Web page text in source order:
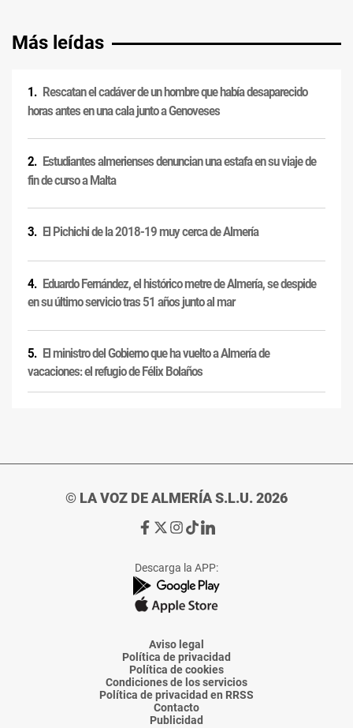
Más leídas
Rescatan el cadáver de un hombre que había desaparecido
horas antes en una cala junto a Genoveses
Estudiantes almerienses denuncian una estafa en su viaje de
fin de curso a Malta
El Pichichi de la 2018-19 muy cerca de Almería
Eduardo Fernández, el histórico metre de Almería, se despide
en su último servicio tras 51 años junto al mar
El ministro del Gobierno que ha vuelto a Almería de
vacaciones: el refugio de Félix Bolaños
© LA VOZ DE ALMERÍA S.L.U. 2026
Ir
de
La
Voz
Almería
Ir
de
La
Voz
Almería
Ir
de
La
Voz
Almería
Ir
de
La
Voz
Almería
Ir
de
La
Voz
Descarga la APP:
Aviso legal
Política de privacidad
Política de cookies
Condiciones de los servicios
Política de privacidad en RRSS
Contacto
Publicidad